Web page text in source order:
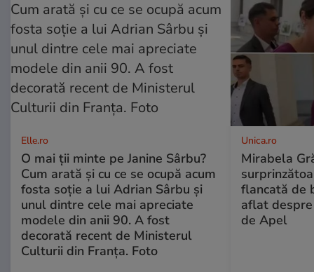
Elle.ro
O mai ții minte pe Janine Sârbu?
Cum arată și cu ce se ocupă acum
fosta soție a lui Adrian Sârbu și
unul dintre cele mai apreciate
modele din anii 90. A fost
decorată recent de Ministerul
Culturii din Franța. Foto
Unica.ro
Mirabela
flancată de
aflat
de Apel